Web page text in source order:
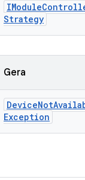
IModule
Strategy
Gera
DeviceNot
Exception